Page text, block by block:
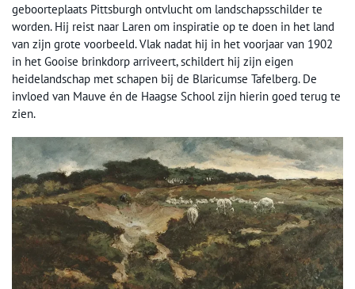
geboorteplaats Pittsburgh ontvlucht om landschapsschilder te
worden. Hij reist naar Laren om inspiratie op te doen in het land
van zijn grote voorbeeld. Vlak nadat hij in het voorjaar van 1902
in het Gooise brinkdorp arriveert, schildert hij zijn eigen
heidelandschap met schapen bij de Blaricumse Tafelberg. De
invloed van Mauve én de Haagse School zijn hierin goed terug te
zien.